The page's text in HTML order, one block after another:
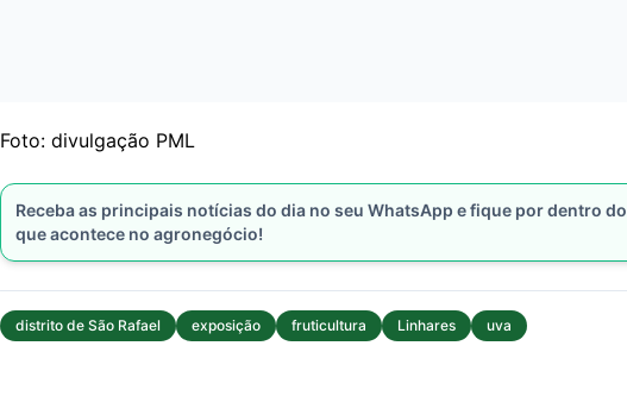
Foto: divulgação PML
Receba as principais notícias do dia no seu WhatsApp e fique por dentro do
que acontece no agronegócio!
distrito de São Rafael exposição fruticultura Linhares uva